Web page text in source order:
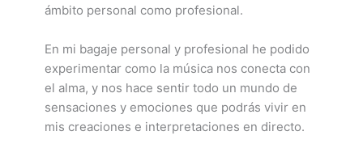
ámbito personal como profesional.
En mi bagaje personal y profesional he podido
experimentar como la música nos conecta con
el alma, y nos hace sentir todo un mundo de
sensaciones y emociones que podrás vivir en
mis creaciones e interpretaciones en directo.